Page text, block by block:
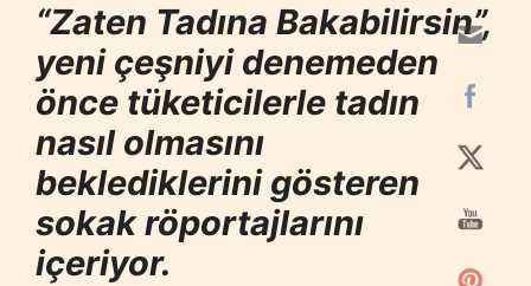
“Zaten Tadına Bakabilirsin”,
yeni çeşniyi denemeden
önce tüketicilerle tadın
nasıl olmasını
beklediklerini gösteren
sokak röportajlarını
içeriyor.